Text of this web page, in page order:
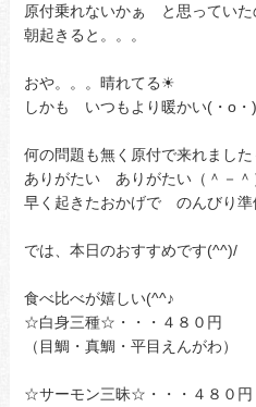
原付乗れないかぁ と思っていた
朝起きると。。。
おや。。。晴れてる☀
しかも いつもより暖かい(・o・)
何の問題も無く原付で来れまし
ありがたい ありがたい（＾－＾
早く起きたおかげで のんびり準
では、本日のおすすめです(^^)/
食べ比べが嬉しい(^^♪
☆白身三種☆・・・４８０円
（目鯛・真鯛・平目えんがわ）
☆サーモン三昧☆・・・４８０円